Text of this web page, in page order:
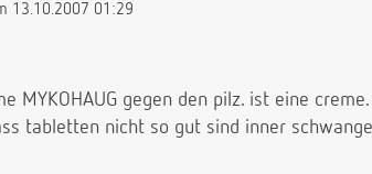
13.10.2007 01:29
MYKOHAUG gegen den pilz. ist eine
tabletten nicht so gut sind inner